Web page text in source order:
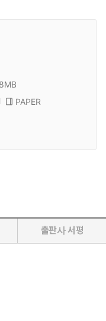
PAPER
출판사 서평